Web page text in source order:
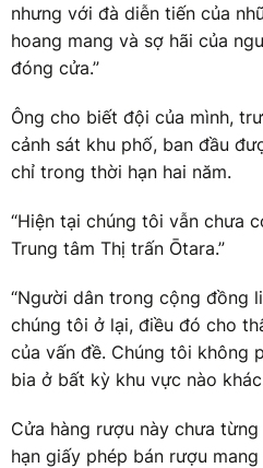
nhưng với đà diễn tiến của
hoang mang và sợ hãi của
đóng cửa.”
Ông cho biết đội của mình,
cảnh sát khu phố, ban đầu
chỉ trong thời hạn hai năm.
“Hiện tại chúng tôi vẫn chưa
Trung tâm Thị trấn Ōtara.”
“Người dân trong cộng đồng
chúng tôi ở lại, điều đó cho
của vấn đề. Chúng tôi không
bia ở bất kỳ khu vực nào
Cửa hàng rượu này chưa
hạn giấy phép bán rượu